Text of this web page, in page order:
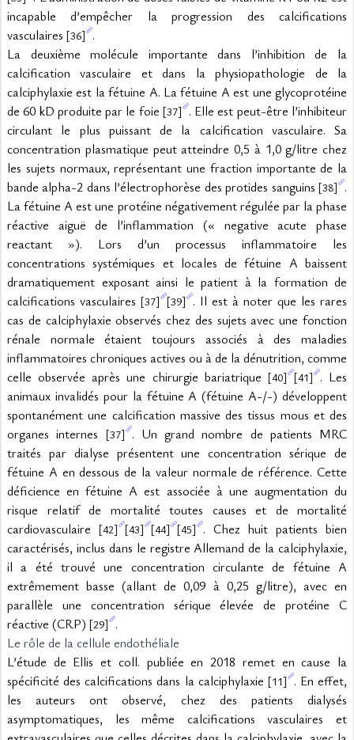
incapable d’empêcher la progression des calcifications
vasculaires [36] .
La deuxième molécule importante dans l’inhibition de la
calcification vasculaire et dans la physiopathologie de la
calciphylaxie est la fétuine A. La fétuine A est une glycoprotéine
de 60 kD produite par le foie [37] . Elle est peut-être l’inhibiteur
circulant le plus puissant de la calcification vasculaire. Sa
concentration plasmatique peut atteindre 0,5 à 1,0 g/litre chez
les sujets normaux, représentant une fraction importante de la
bande alpha-2 dans l’électrophorèse des protides sanguins [38] .
La fétuine A est une protéine négativement régulée par la phase
réactive aiguë de l’inflammation (« negative acute phase
reactant »). Lors d’un processus inflammatoire les
concentrations systémiques et locales de fétuine A baissent
dramatiquement exposant ainsi le patient à la formation de
calcifications vasculaires [37] [39] . Il est à noter que les rares
cas de calciphylaxie observés chez des sujets avec une fonction
rénale normale étaient toujours associés à des maladies
inflammatoires chroniques actives ou à de la dénutrition, comme
celle observée après une chirurgie bariatrique [40] [41] . Les
animaux invalidés pour la fétuine A (fétuine A-/-) développent
spontanément une calcification massive des tissus mous et des
organes internes [37] . Un grand nombre de patients MRC
traités par dialyse présentent une concentration sérique de
fétuine A en dessous de la valeur normale de référence. Cette
déficience en fétuine A est associée à une augmentation du
risque relatif de mortalité toutes causes et de mortalité
cardiovasculaire [42] [43] [44] [45] . Chez huit patients bien
caractérisés, inclus dans le registre Allemand de la calciphylaxie,
il a été trouvé une concentration circulante de fétuine A
extrêmement basse (allant de 0,09 à 0,25 g/litre), avec en
parallèle une concentration sérique élevée de protéine C
réactive (CRP) [29] .
Le rôle de la cellule endothéliale
L’étude de Ellis et coll. publiée en 2018 remet en cause la
spécificité des calcifications dans la calciphylaxie [11] . En effet,
les auteurs ont observé, chez des patients dialysés
asymptomatiques, les même calcifications vasculaires et